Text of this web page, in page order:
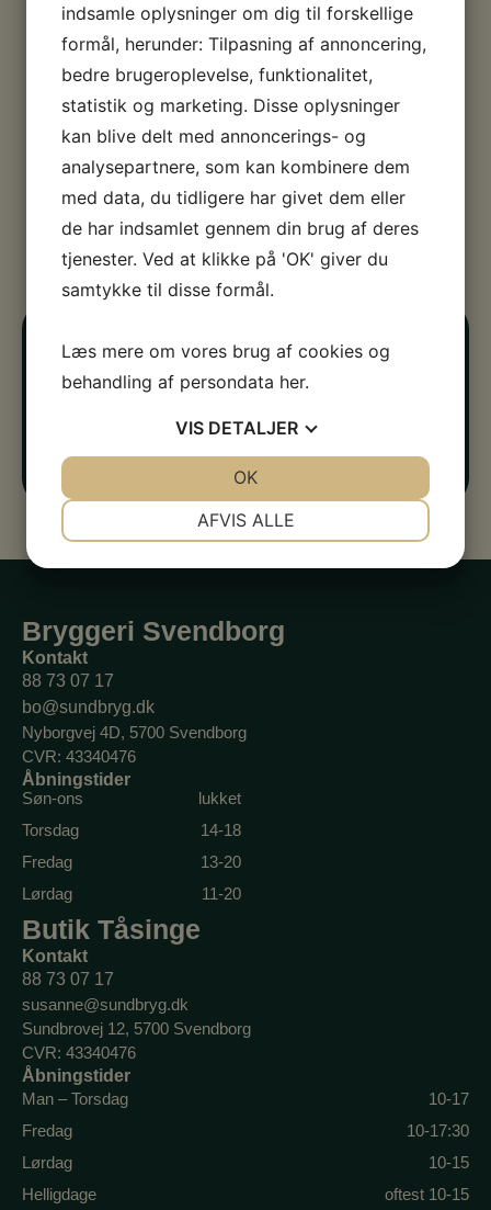
Lokalt øl hele året rundt
året rundt, med særligt fokus på højtider og
Følg med på shoppen, og husk at bestille i god tid.
Bryggeri Svendborg
Kontakt
88 73 07 17
bo@sundbryg.dk
Nyborgvej 4D, 5700 Svendborg
CVR: 43340476
Åbningstider
Søn-ons
lukket
Torsdag
14-18
Fredag
13-20
Lørdag
11-20
Butik Tåsinge​
Kontakt
88 73 07 17
susanne@sundbryg.dk
Sundbrovej 12, 5700 Svendborg
CVR: 43340476
Åbningstider
Man – Torsdag
10-17
Fredag
10-17:30
Lørdag
10-15
Helligdage
oftest 10-15
indsamle oplysninger om dig til forskellige
formål, herunder: Tilpasning af annoncering,
bedre brugeroplevelse, funktionalitet,
statistik og marketing. Disse oplysninger
kan blive delt med annoncerings- og
analysepartnere, som kan kombinere dem
med data, du tidligere har givet dem eller
de har indsamlet gennem din brug af deres
tjenester. Ved at klikke på 'OK' giver du
samtykke til disse formål.
Læs mere om vores brug af cookies og
behandling af persondata her.
VIS DETALJER
AFVIS ALLE
OK